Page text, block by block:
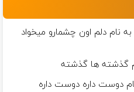
دانلود آهنگ مسیح و آرش AP به نام دلم اون چشمارو میخواد
گذشته ها گذشته
نام دوست داره دوست داره